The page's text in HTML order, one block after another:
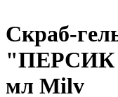
Скраб-
"ПЕРСИК
мл Milv